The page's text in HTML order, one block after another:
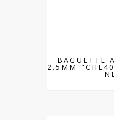
BAGUETTE
2.5MM